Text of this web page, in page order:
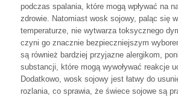
podczas spalania, które mogą wpływać na
zdrowie. Natomiast wosk sojowy, paląc się
temperaturze, nie wytwarza toksycznego
czyni go znacznie bezpieczniejszym
są również bardziej przyjazne alergikom,
substancji, które mogą wywoływać reakcje
Dodatkowo, wosk sojowy jest łatwy do
rozlania, co sprawia, że świece sojowe są